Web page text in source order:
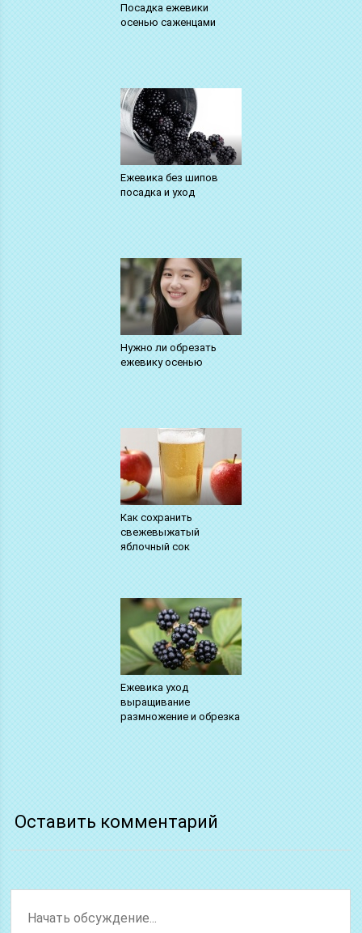
Посадка ежевики
осенью саженцами
Ежевика без шипов
посадка и уход
Нужно ли обрезать
ежевику осенью
Как сохранить
свежевыжатый
яблочный сок
Ежевика уход
выращивание
размножение и обрезка
Оставить комментарий